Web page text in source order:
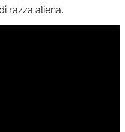
razza aliena.